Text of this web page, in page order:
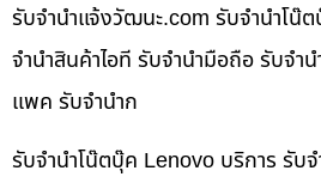
รับจํานําแจ้งวัฒนะ.com รับจำนำโน๊
จำนำสินค้าไอที รับจำนำมือถือ รับจำ
แพค รับจำนำก
รับจำนำโน๊ตบุ๊ค Lenovo บริการ รับ